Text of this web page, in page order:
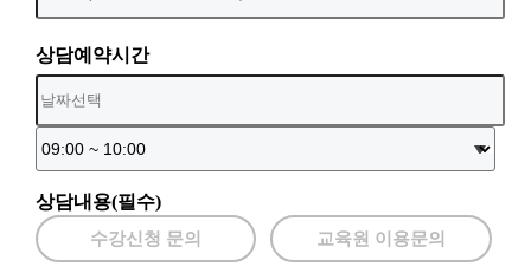
상담예약시간
상담내용(필수)
수강신청 문의 교육원 이용문의